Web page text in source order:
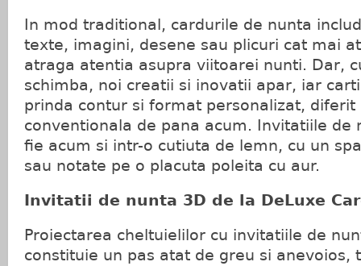
In mod traditional, cardurile de nunta
texte, imagini, desene sau plicuri cat mai
atraga atentia asupra viitoarei nunti. Dar,
schimba, noi creatii si inovatii apar, iar
prinda contur si format personalizat, diferit
conventionala de pana acum. Invitatiile de
fie acum si intr-o cutiuta de lemn, cu un
sau notate pe o placuta poleita cu aur.
Invitatii de nunta 3D de la DeLuxe
Proiectarea cheltuielilor cu invitatiile de
constituie un pas atat de greu si anevoios,